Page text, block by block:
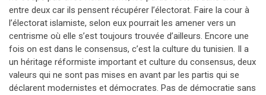
entre deux car ils pensent récupérer l’électorat. Faire la cour à
l’électorat islamiste, selon eux pourrait les amener vers un
centrisme où elle s’est toujours trouvée d’ailleurs. Encore une
fois on est dans le consensus, c’est la culture du tunisien. Il a
un héritage réformiste important et culture du consensus, deux
valeurs qui ne sont pas mises en avant par les partis qui se
déclarent modernistes et démocrates. Pas de démocratie sans